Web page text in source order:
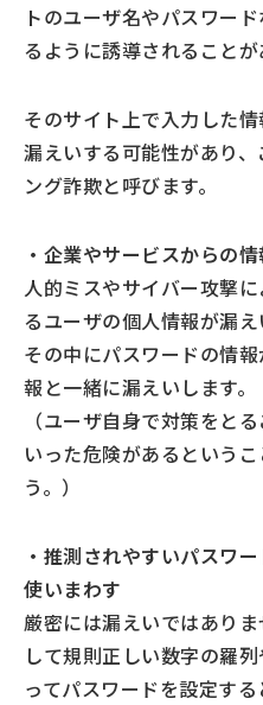
トのユーザ名やパスワー
るように誘導されることが
そのサイト上で入力した
漏えいする可能性があり
ング詐欺と呼びます。
・企業やサービスからの
人的ミスやサイバー攻撃
るユーザの個人情報が漏え
その中にパスワードの情
報と一緒に漏えいします。
（ユーザ自身で対策をと
いった危険があるという
う。）
・推測されやすいパスワ
使いまわす
厳密には漏えいではあり
して規則正しい数字の羅
ってパスワードを設定す